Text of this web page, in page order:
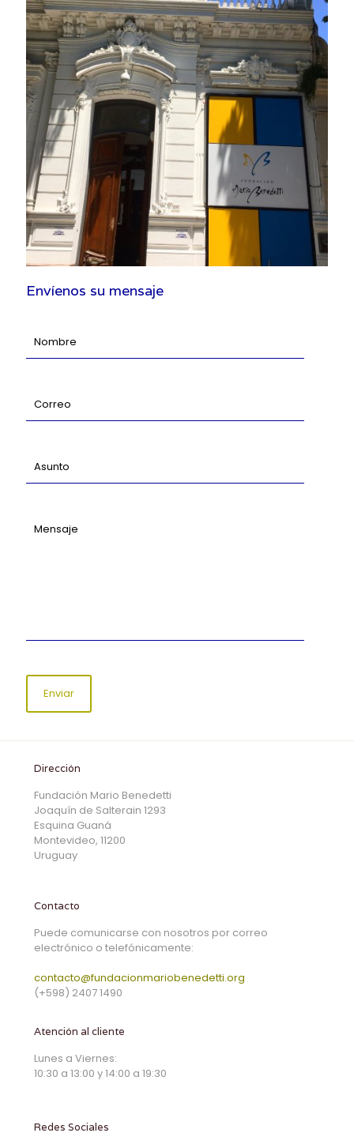
Envíenos su mensaje
Dirección
Fundación Mario Benedetti
Joaquín de Salterain 1293
Esquina Guaná
Montevideo, 11200
Uruguay
Contacto
Puede comunicarse con nosotros por correo
electrónico o telefónicamente:
contacto@fundacionmariobenedetti.org
(+598) 2407 1490
Atención al cliente
Lunes a Viernes:
10:30 a 13:00 y 14:00 a 19:30
Redes Sociales